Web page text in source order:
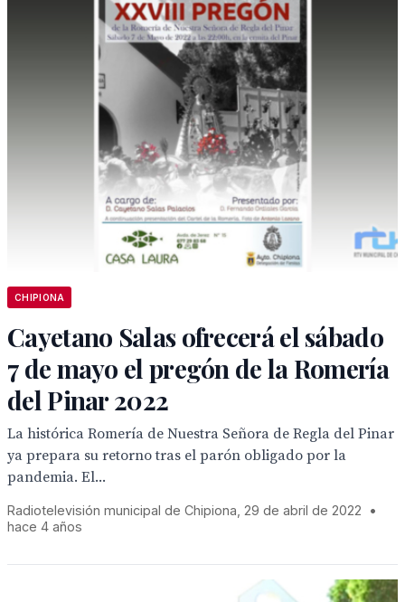
CHIPIONA
Cayetano Salas ofrecerá el sábado
7 de mayo el pregón de la Romería
del Pinar 2022
La histórica Romería de Nuestra Señora de Regla del Pinar
ya prepara su retorno tras el parón obligado por la
pandemia. El...
Radiotelevisión municipal de Chipiona, 29 de abril de 2022
•
hace 4 años